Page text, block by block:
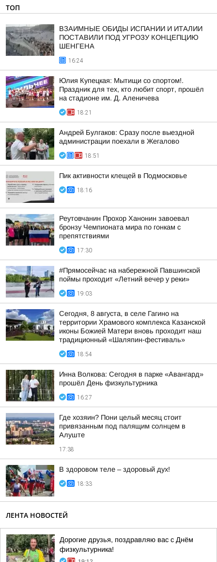
ТОП
ВЗАИМНЫЕ ОБИДЫ ИСПАНИИ И ИТАЛИИ
ПОСТАВИЛИ ПОД УГРОЗУ КОНЦЕПЦИЮ
ШЕНГЕНА
16:24
Юлия Купецкая: Мытищи со спортом!.
Праздник для тех, кто любит спорт, прошёл
на стадионе им. Д. Аленичева
18:21
Андрей Булгаков: Сразу после выездной
администрации поехали в Жегалово
18:51
Пик активности клещей в Подмосковье
18:16
Реутовчанин Прохор Ханонин завоевал
бронзу Чемпионата мира по гонкам с
препятствиями
17:30
#Прямосейчас на набережной Павшинской
поймы проходит «Летний вечер у реки»
19:03
Сегодня, 8 августа, в селе Гагино на
территории Храмового комплекса Казанской
иконы Божией Матери вновь проходит наш
традиционный «Шаляпин-фестиваль»
18:54
Инна Волкова: Сегодня в парке «Авангард»
прошёл День физкультурника
16:27
Где хозяин? Пони целый месяц стоит
привязанным под палящим солнцем в
Алуште
17:38
В здоровом теле – здоровый дух!
18:33
ЛЕНТА НОВОСТЕЙ
Дорогие друзья, поздравляю вас с Днём
физкультурника!